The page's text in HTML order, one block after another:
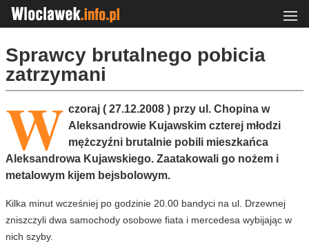
Sprawcy brutalnego pobicia
zatrzymani
W czoraj ( 27.12.2008 ) przy ul. Chopina w
Aleksandrowie Kujawskim czterej młodzi
mężczyźni brutalnie pobili mieszkańca
Aleksandrowa Kujawskiego. Zaatakowali go nożem i
metalowym kijem bejsbolowym.
Kilka minut wcześniej po godzinie 20.00 bandyci na ul. Drzewnej
zniszczyli dwa samochody osobowe fiata i mercedesa wybijając w
nich szyby.